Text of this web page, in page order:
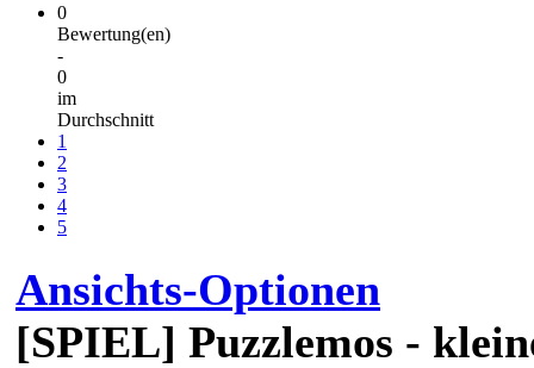
0
Bewertung(en)
-
0
im
Durchschnitt
1
2
3
4
5
Ansichts-Optionen
[SPIEL] Puzzlemos -